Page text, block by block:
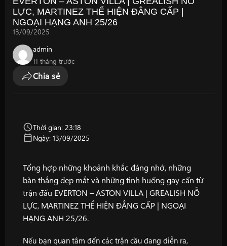
LỰC, MARTINEZ THỂ HIỆN ĐẲNG CẤP |
NGOẠI HẠNG ANH 25/26
13/09/2025
admin
11 tháng trước
Chia sẻ
Thời gian: 23:18
Ngày: 13/09/2025
Tổng hợp những khoảnh khắc đáng nhớ, những
bàn thắng đẹp mắt và những tình huống gay cấn từ
trận đấu EVERTON – ASTON VILLA | GREALISH NỖ
LỰC, MARTINEZ THỂ HIỆN ĐẲNG CẤP | NGOẠI
HẠNG ANH 25/26.
Nếu bạn quan tâm đến các trận cầu đang diễn ra,